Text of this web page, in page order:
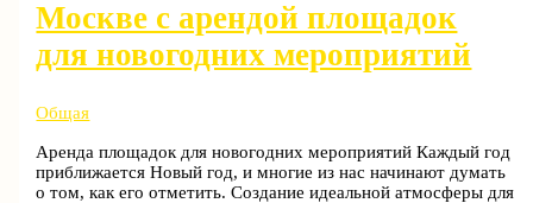
Москве с арендой площадок
для новогодних мероприятий
Общая
Аренда площадок для новогодних мероприятий Каждый год
приближается Новый год, и многие из нас начинают думать
о том, как его отметить. Создание идеальной атмосферы для